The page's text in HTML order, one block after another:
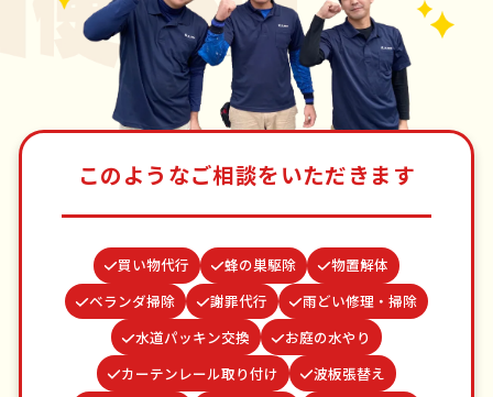
このようなご相談をいただきます
買い物代行 蜂の巣駆除
物置解体
ベランダ掃除
謝罪代行
雨どい修理・掃除
水道パッキン交換
お庭の水やり
カーテンレール取り付け
波板張替え